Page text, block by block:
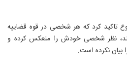
تاکید کرد که هر شخصی در قوه قضاییه
نظر شخصی خودش را منعکس کرده و
نکرده است: